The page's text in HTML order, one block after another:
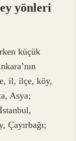
yönleri
küçük
il, ilçe, köy,
Asya;
Çayırbağı;